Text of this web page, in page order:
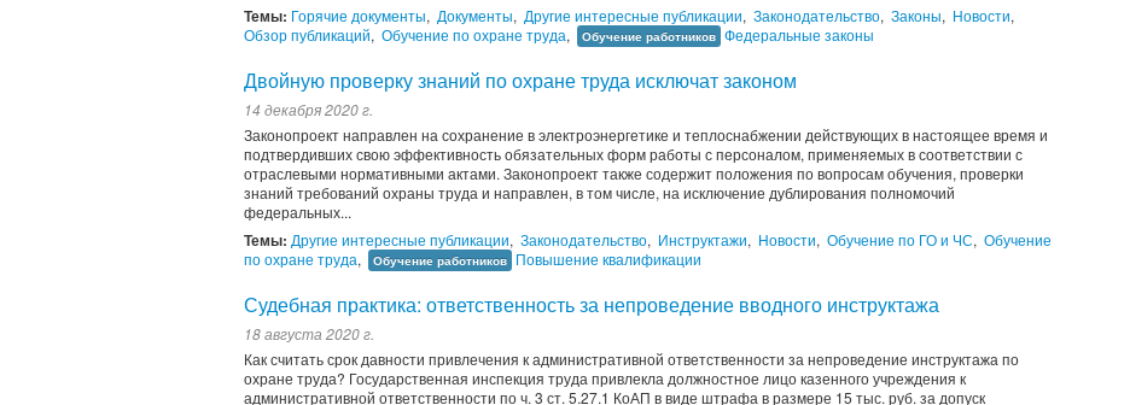
Темы: Горячие документы, Документы, Другие интересные публикации, Законодательство, Законы, Новости,
Обзор публикаций, Обучение по охране труда, Обучение работников Федеральные законы
Двойную проверку знаний по охране труда исключат законом
14 декабря 2020 г.
Законопроект направлен на сохранение в электроэнергетике и теплоснабжении действующих в настоящее время и
подтвердивших свою эффективность обязательных форм работы с персоналом, применяемых в соответствии с
отраслевыми нормативными актами. Законопроект также содержит положения по вопросам обучения, проверки
знаний требований охраны труда и направлен, в том числе, на исключение дублирования полномочий
федеральных...
Темы: Другие интересные публикации, Законодательство, Инструктажи, Новости, Обучение по ГО и ЧС, Обучение
по охране труда, Обучение работников Повышение квалификации
Судебная практика: ответственность за непроведение вводного инструктажа
18 августа 2020 г.
Как считать срок давности привлечения к административной ответственности за непроведение инструктажа по
охране труда? Государственная инспекция труда привлекла должностное лицо казенного учреждения к
административной ответственности по ч. 3 ст. 5.27.1 КоАП в виде штрафа в размере 15 тыс. руб. за допуск